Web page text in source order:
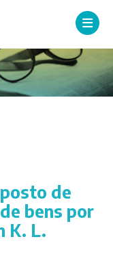
de
bens por
K. L.